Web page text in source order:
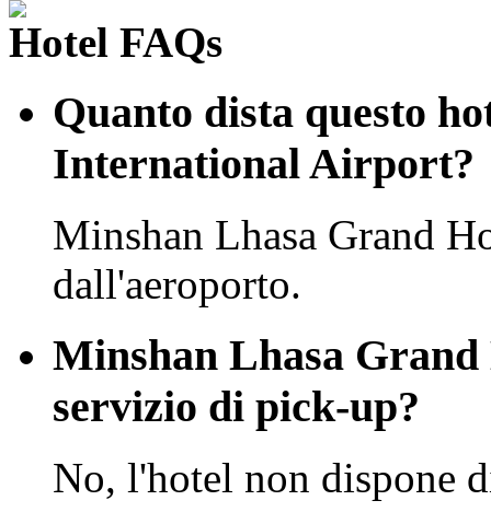
Hotel FAQs
Quanto dista questo
International Airport?
Minshan Lhasa Grand
dall'aeroporto.
Minshan Lhasa
servizio di pick-up?
No, l'hotel non dispone